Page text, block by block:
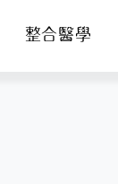
整合醫學